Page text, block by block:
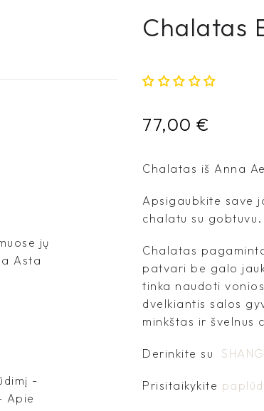
jų
Asta
-
Apie
Chalatas
77,00 €
Chalatas iš Anna
Apsigaubkite save
chalatu su gobtuvu.
Chalatas
patvari be galo
tinka naudoti
dvelkiantis salos
minkštas ir švelnus
Derinkite su
Prisitaikykite